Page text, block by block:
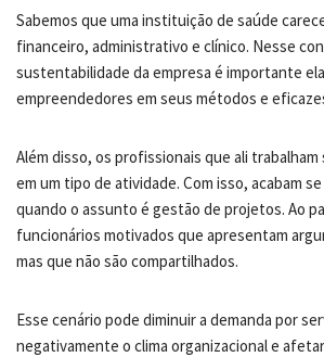
Sabemos que uma instituição de saúde
financeiro, administrativo e clínico. Nesse
sustentabilidade da empresa é importante
empreendedores em seus métodos e
Além disso, os profissionais que ali trabalham
em um tipo de atividade. Com isso, acabam
quando o assunto é gestão de projetos. Ao
funcionários motivados que apresentam
mas que não são compartilhados.
Esse cenário pode diminuir a demanda por
negativamente o clima organizacional e